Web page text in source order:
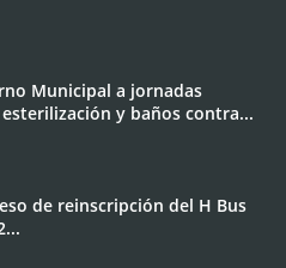
Municipal a jornadas
y baños contra...
de reinscripción del H Bus